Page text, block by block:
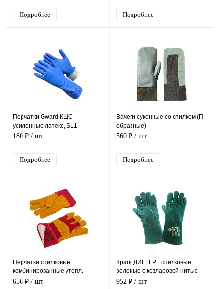
Подробнее Подробнее
Перчатки Gward КЩС
усиленные латекс, SL1
180 ₽ / шт
Подробнее
Вачеги суконные со спилком (П-
образные)
560 ₽ / шт
Подробнее
Перчатки спилковые
комбинированные утепл.
(иск.мех) ДИГГЕР, ПЕР602
656 ₽ / шт
Краги ДИГГЕР+ спилковые
зеленые с кевларовой нитью
(КРА012)
952 ₽ / шт